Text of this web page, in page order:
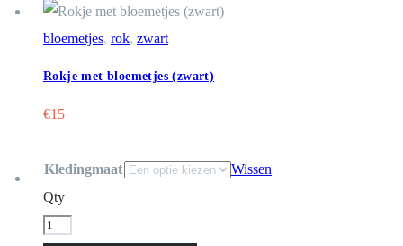
bloemetjes, rok, zwart
Rokje met bloemetjes (zwart)
€15
Kledingmaat
Wissen
Qty
Black